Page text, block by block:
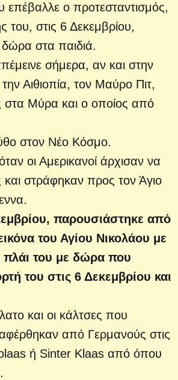
ο προτεσταντισμός,
του, στις 6 Δεκεμβρίου,
δώρα στα παιδιά.
σήμερα, αν και στην
Αιθιοπία, τον Μαύρο Πιτ,
στα Μύρα και ο οποίος από
στον Νέο Κόσμο.
οι Αμερικανοί άρχισαν να
στράφηκαν προς τον Άγιο
παρουσιάστηκε από
του Αγίου Νικολάου με
πλάι του με δώρα που
του στις 6 Δεκεμβρίου και
και οι κάλτσες που
από Γερμανούς στις
ή Sinter Klaas από όπου